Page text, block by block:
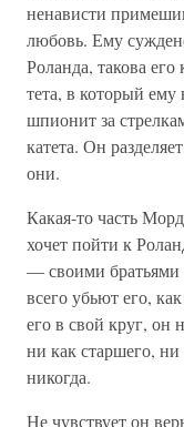
ненависти
любовь. Ему
Роланда, такова его
тета, в который
шпионит за
катета. Он
они.
Какая-то часть
хочет пойти к
— своими братьями
всего убьют его,
его в свой круг, он
ни как старшего,
никогда.
Не чувствует он